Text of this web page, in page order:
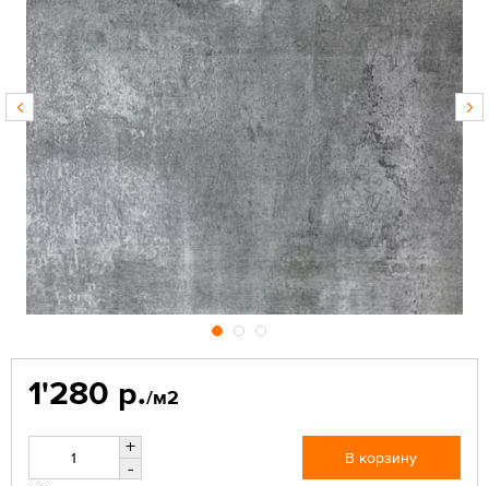
1'280 р./м2
+
-
В корзину